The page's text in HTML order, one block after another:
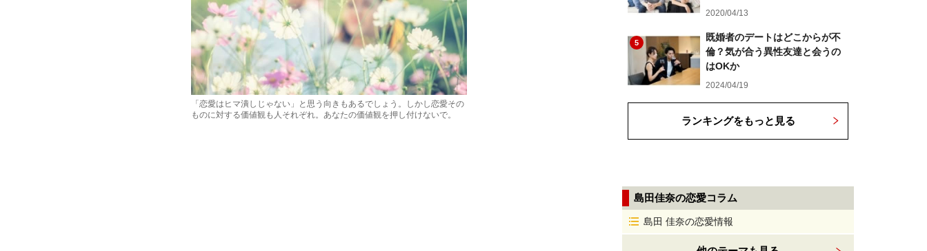
「恋愛はヒマ潰しじゃない」と思う向きもあるでしょう。しかし恋愛その
ものに対する価値観も人それぞれ。あなたの価値観を押し付けないで。
2020/04/13
5
既婚者のデートはどこからが不
倫？気が合う異性友達と会うの
はOKか
2024/04/19
ランキングをもっと見る
島田佳奈の恋愛コラム
島田 佳奈の恋愛情報